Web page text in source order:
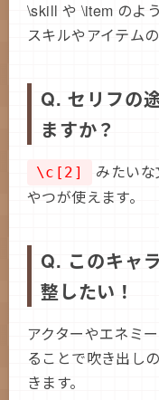
\skill や \item のよ
スキルやアイテム
Q. セリフの
ますか？
\c[2]
みたい
やつが使えます。
Q. このキャ
整したい！
アクターやエネミ
ることで吹き出し
きます。